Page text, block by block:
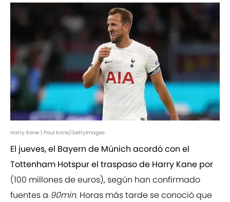
Harry Kane | Paul Kane/GettyImages
El jueves, el Bayern de Múnich acordó con el
Tottenham Hotspur el traspaso de Harry Kane por
(100 millones de euros), según han confirmado
fuentes a 90min. Horas más tarde se conoció que